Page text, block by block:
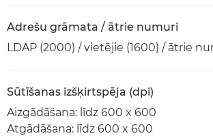
Adrešu grāmata / ātrie numuri
LDAP (2000) / vietējie (1600) / ātrie
Sūtīšanas izšķirtspēja (dpi)
Aizgādāšana: līdz 600 x 600
Atgādāšana: līdz 600 x 600